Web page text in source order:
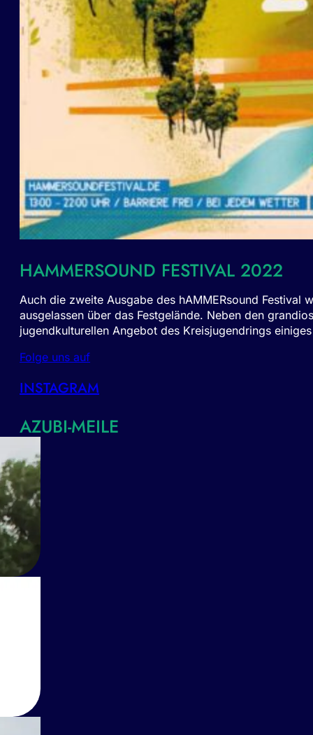
HAMMERSOUND FESTIVAL 2022
Auch die zweite Ausgabe des hAMMERsound Festival
ausgelassen über das Festgelände. Neben den
jugendkulturellen Angebot des Kreisjugendrings
Folge uns auf
INSTAGRAM
AZUBI-MEILE